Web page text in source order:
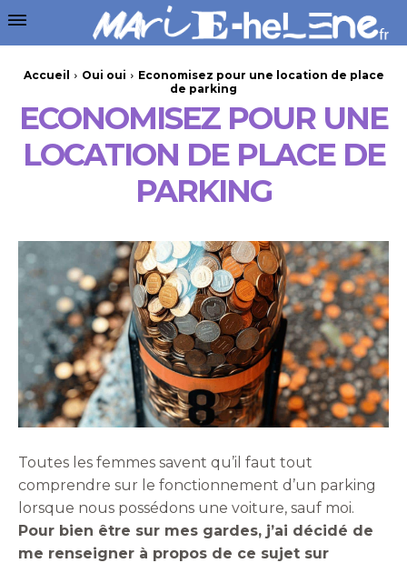
Accueil Oui oui
Economisez pour une location de place
de parking
ECONOMISEZ POUR UNE
LOCATION DE PLACE DE
PARKING
Toutes les femmes savent qu’il faut tout
comprendre sur le fonctionnement d’un parking
lorsque nous possédons une voiture, sauf moi.
Pour bien être sur mes gardes, j’ai décidé de
me renseigner à propos de ce sujet sur